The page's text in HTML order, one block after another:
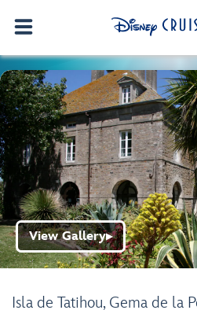
Isla de Tatihou, Gema de la
View Gallery▶